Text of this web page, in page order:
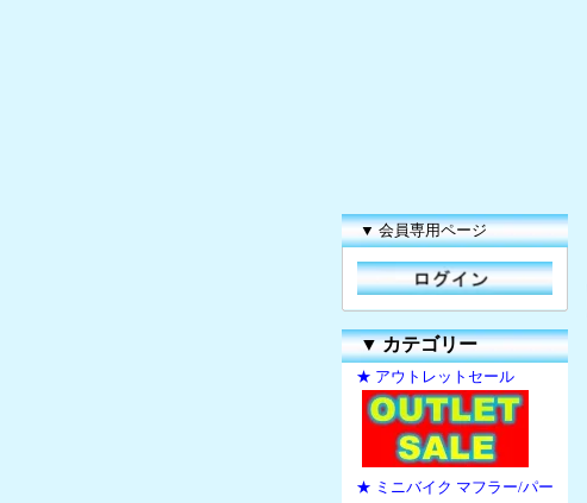
▼ 会員専用ページ
▼カテゴリー
★ アウトレットセール
★ ミニバイク マフラー/パー